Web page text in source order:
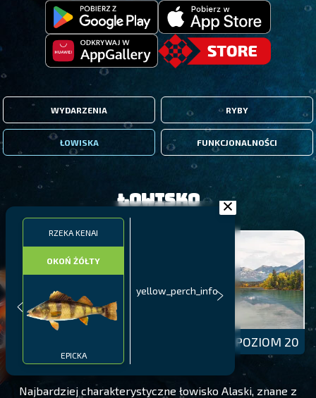
WYDARZENIA RYBY
ŁOWISKA FUNKCJONALNOŚCI
RZEKA KENAI
OKOŃ ŻÓŁTY
EPICKA
yellow_perch_info
Łowisko
POZIOM 20
Najbardziej charakterystyczne łowisko Alaski, znane z